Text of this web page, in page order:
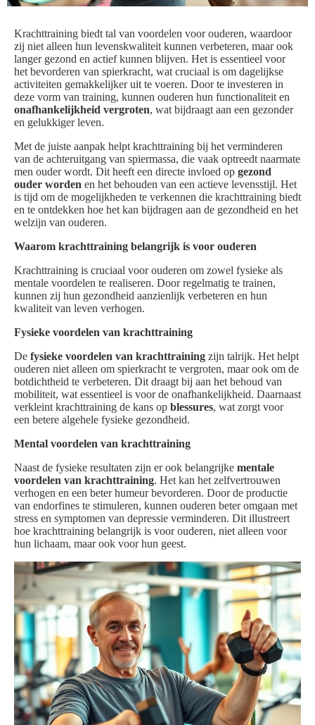
Krachttraining biedt tal van voordelen voor ouderen, waardoor
zij niet alleen hun levenskwaliteit kunnen verbeteren, maar ook
langer gezond en actief kunnen blijven. Het is essentieel voor
het bevorderen van spierkracht, wat cruciaal is om dagelijkse
activiteiten gemakkelijker uit te voeren. Door te investeren in
deze vorm van training, kunnen ouderen hun functionaliteit en
onafhankelijkheid vergroten, wat bijdraagt aan een gezonder
en gelukkiger leven.
Met de juiste aanpak helpt krachttraining bij het verminderen
van de achteruitgang van spiermassa, die vaak optreedt naarmate
men ouder wordt. Dit heeft een directe invloed op gezond
ouder worden en het behouden van een actieve levensstijl. Het
is tijd om de mogelijkheden te verkennen die krachttraining biedt
en te ontdekken hoe het kan bijdragen aan de gezondheid en het
welzijn van ouderen.
Waarom krachttraining belangrijk is voor ouderen
Krachttraining is cruciaal voor ouderen om zowel fysieke als
mentale voordelen te realiseren. Door regelmatig te trainen,
kunnen zij hun gezondheid aanzienlijk verbeteren en hun
kwaliteit van leven verhogen.
Fysieke voordelen van krachttraining
De fysieke voordelen van krachttraining zijn talrijk. Het helpt
ouderen niet alleen om spierkracht te vergroten, maar ook om de
botdichtheid te verbeteren. Dit draagt bij aan het behoud van
mobiliteit, wat essentieel is voor de onafhankelijkheid. Daarnaast
verkleint krachttraining de kans op blessures, wat zorgt voor
een betere algehele fysieke gezondheid.
Mental voordelen van krachttraining
Naast de fysieke resultaten zijn er ook belangrijke mentale
voordelen van krachttraining. Het kan het zelfvertrouwen
verhogen en een beter humeur bevorderen. Door de productie
van endorfines te stimuleren, kunnen ouderen beter omgaan met
stress en symptomen van depressie verminderen. Dit illustreert
hoe krachttraining belangrijk is voor ouderen, niet alleen voor
hun lichaam, maar ook voor hun geest.